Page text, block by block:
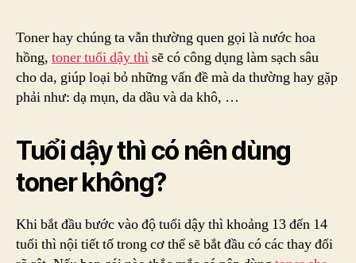
Dậy
Toner hay chúng ta vẫn thường quen gọi là nước hoa
hồng, toner tuổi dậy thìsẽ có công dụng làm sạch sâu
cho da, giúp loại bỏ những vấn đề mà da thường hay gặp
phải như: dạ mụn, da dầu và da khô, …
Tuổi dậy thì có nên dùng
toner không?
Khi bắt đầu bước vào độ tuổi dậy thì khoảng 13 đến 14
tuổi thì nội tiết tố trong cơ thể sẽ bắt đầu có các thay đổi